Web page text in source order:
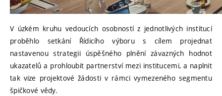
V úzkém kruhu vedoucích osobností z jednotlivých institucí
proběhlo setkání Řídicího výboru s cílem projednat
nastavenou strategii úspěšného plnění závazných hodnot
ukazatelů a prohloubit partnerství mezi institucemi, a naplnit
tak vize projektové žádosti v rámci vymezeného segmentu
špičkové vědy.